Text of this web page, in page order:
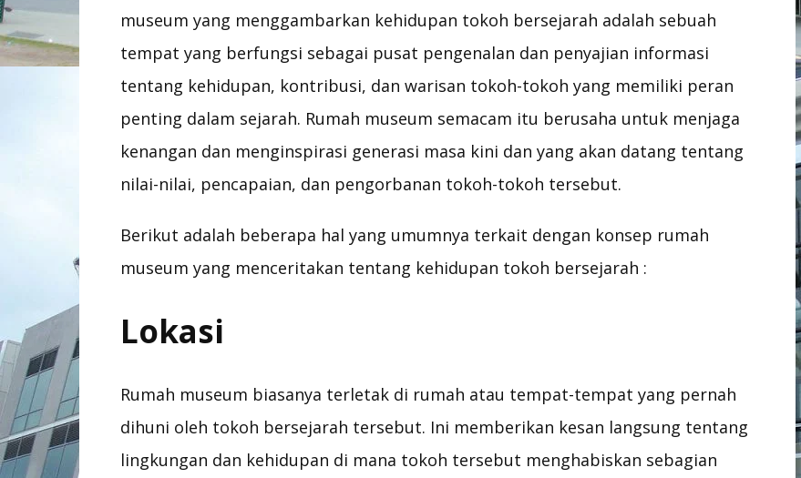
museum yang menggambarkan kehidupan tokoh bersejarah adalah sebuah
tempat yang berfungsi sebagai pusat pengenalan dan penyajian informasi
tentang kehidupan, kontribusi, dan warisan tokoh-tokoh yang memiliki peran
penting dalam sejarah. Rumah museum semacam itu berusaha untuk menjaga
kenangan dan menginspirasi generasi masa kini dan yang akan datang tentang
nilai-nilai, pencapaian, dan pengorbanan tokoh-tokoh tersebut.
Berikut adalah beberapa hal yang umumnya terkait dengan konsep rumah
museum yang menceritakan tentang kehidupan tokoh bersejarah :
Lokasi
Rumah museum biasanya terletak di rumah atau tempat-tempat yang pernah
dihuni oleh tokoh bersejarah tersebut. Ini memberikan kesan langsung tentang
lingkungan dan kehidupan di mana tokoh tersebut menghabiskan sebagian